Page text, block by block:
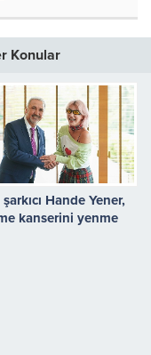
Konular
Hande Yener,
kanserini yenme